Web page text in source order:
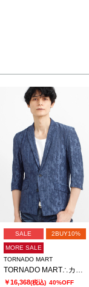
SALE 2BUY10%
MORE SALE
TORNADO MART
TORNADO MART∴カットジャカード7分袖ジャケット
￥16,368(税込) 40%OFF